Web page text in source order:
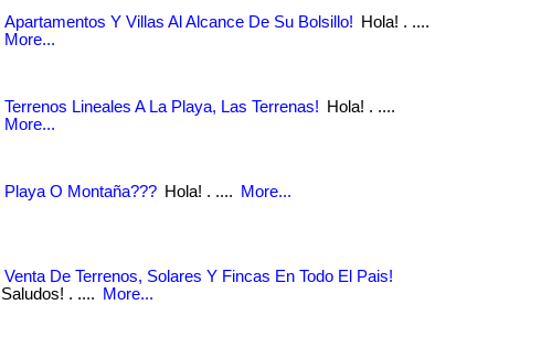
Apartamentos Y Villas Al Alcance De Su Bolsillo!
Hola! . ....
More...
Terrenos Lineales A La Playa, Las Terrenas!
Hola! . ....
More...
Playa O Montaña??? Hola! . .... More...
Venta De Terrenos, Solares Y Fincas En Todo El Pais!
Saludos! . ....
More...